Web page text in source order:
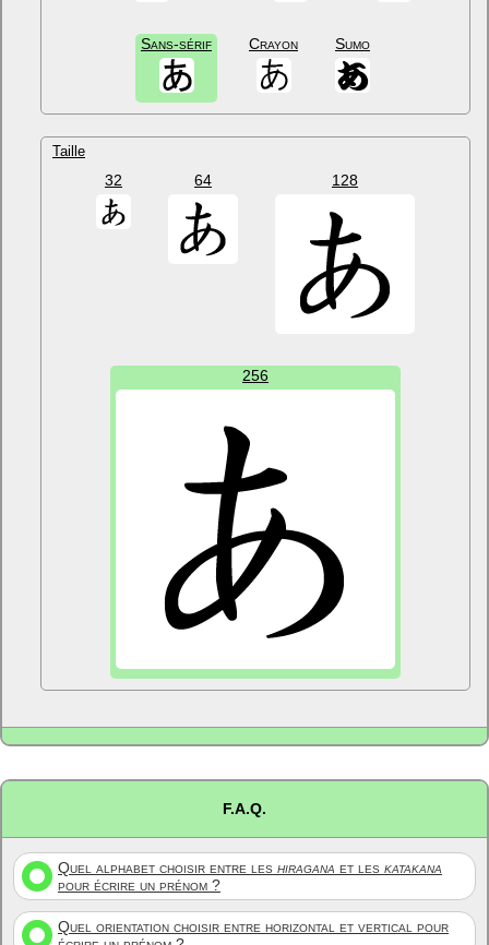
Sans-sérif Crayon Sumo
Taille
32 64 128
256
F.A.Q.
Quel alphabet choisir entre les hiragana et les katakana
pour écrire un prénom ?
Quel orientation choisir entre horizontal et vertical pour